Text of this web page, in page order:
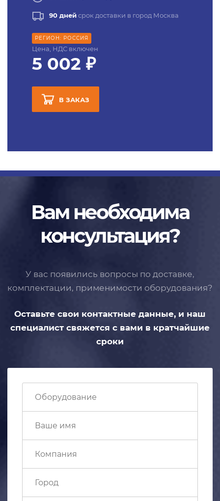
90 днейсрок доставки в город Москва
РЕГИОН: РОССИЯ
Цена, НДС включен
5 002 ₽
В ЗАКАЗ
Вам необходима
консультация?
У вас появились вопросы по доставке,
комплектации, применимости оборудования?
Оставьте свои контактные данные, и наш
специалист свяжется с вами в кратчайшие
сроки